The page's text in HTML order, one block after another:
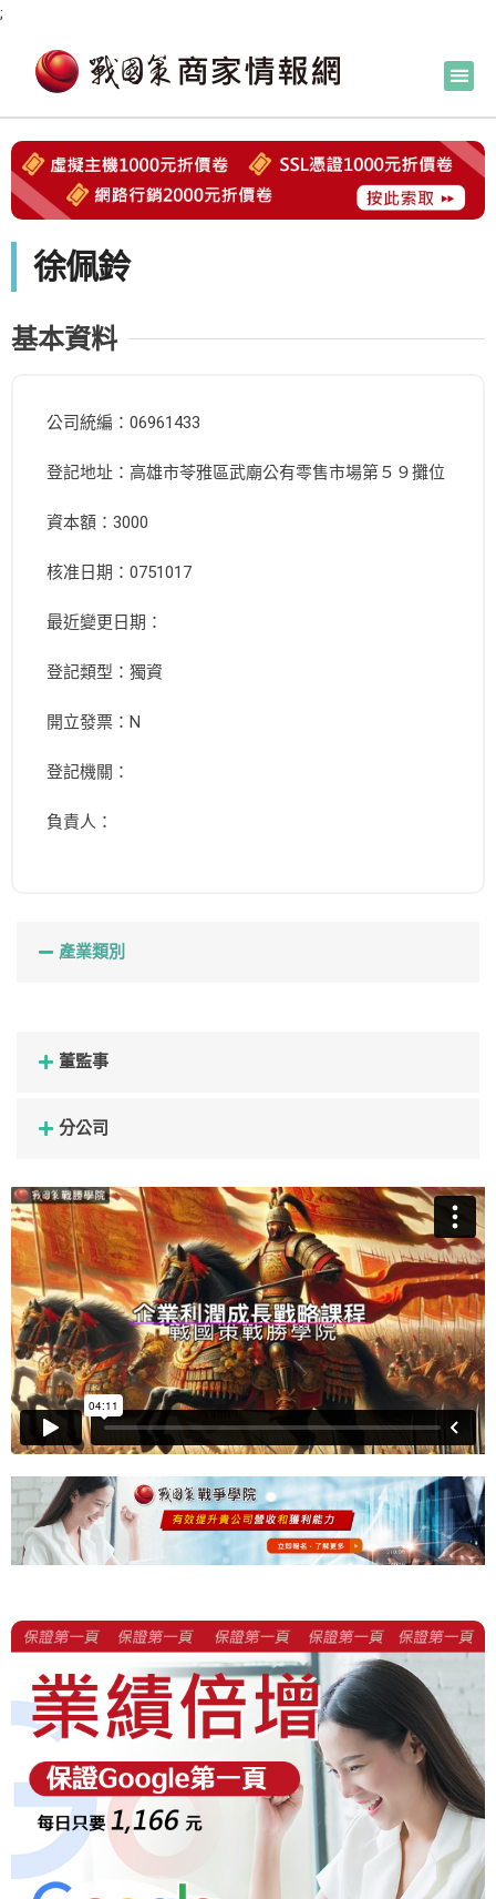
;
徐佩鈴
基本資料
公司統編：06961433
登記地址：高雄市苓雅區武廟公有零售市場第５９攤位
資本額：3000
核准日期：0751017
最近變更日期：
登記類型：獨資
開立發票：N
登記機關：
負責人：
產業類別
董監事
分公司